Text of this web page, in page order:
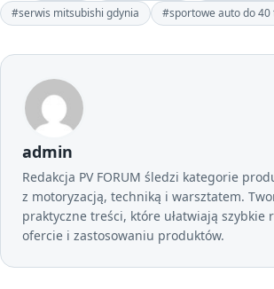
#serwis mitsubishi gdynia
#sportowe auto do 40
admin
Redakcja PV FORUM śledzi kategorie
z motoryzacją, techniką i warsztatem.
praktyczne treści, które ułatwiają szybkie
ofercie i zastosowaniu produktów.